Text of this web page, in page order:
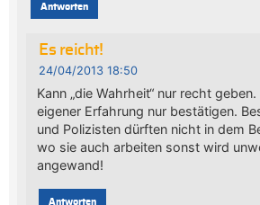
Antworten
Es reicht!
24/04/2013 18:50
Kann „die Wahrheit“ nur recht
eigener Erfahrung nur bestätigen.
und Polizisten dürften nicht in dem
wo sie auch arbeiten sonst wird
angewand!
Antworten